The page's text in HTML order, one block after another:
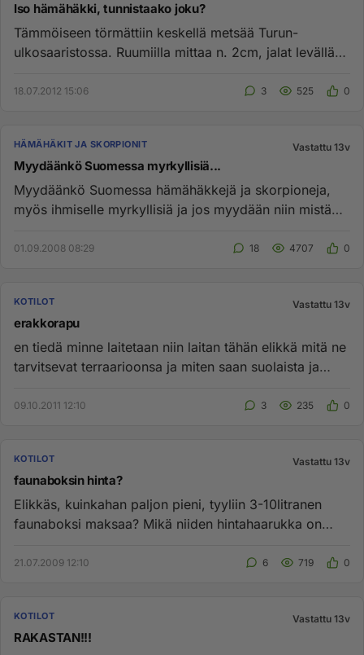
Iso hämähäkki, tunnistaako joku?
Tämmöiseen törmättiin keskellä metsää Turun-
ulkosaaristossa. Ruumiilla mittaa n. 2cm, jalat levällään
18.07.2012 15:06 3 525 0
HÄMÄHÄKIT JA SKORPIONIT Vastattu 13v
Myydäänkö Suomessa myrkyllisiä...
Myydäänkö Suomessa hämähäkkejä ja skorpioneja,
myös ihmiselle myrkyllisiä ja jos myydään niin mistä
01.09.2008 08:29 18 4707 0
KOTILOT Vastattu 13v
erakkorapu
en tiedä minne laitetaan niin laitan tähän elikkä mitä ne
tarvitsevat terraarioonsa ja miten saan suolaista ja
09.10.2011 12:10 3 235 0
KOTILOT Vastattu 13v
faunaboksin hinta?
Elikkäs, kuinkahan paljon pieni, tyyliin 3-10litranen
faunaboksi maksaa? Mikä niiden hintahaarukka on
21.07.2009 12:10 6 719 0
KOTILOT Vastattu 13v
RAKASTAN!!!